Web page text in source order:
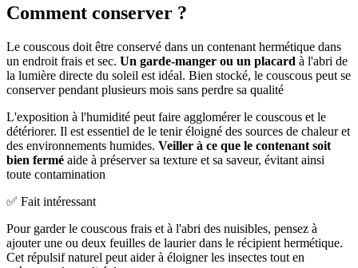
Comment conserver ?
Le couscous doit être conservé dans un contenant hermétique dans
un endroit frais et sec. Un garde-manger ou un placard à l'abri de
la lumière directe du soleil est idéal. Bien stocké, le couscous peut se
conserver pendant plusieurs mois sans perdre sa qualité
L'exposition à l'humidité peut faire agglomérer le couscous et le
détériorer. Il est essentiel de le tenir éloigné des sources de chaleur et
des environnements humides. Veiller à ce que le contenant soit
bien fermé aide à préserver sa texture et sa saveur, évitant ainsi
toute contamination
✅ Fait intéressant
Pour garder le couscous frais et à l'abri des nuisibles, pensez à
ajouter une ou deux feuilles de laurier dans le récipient hermétique.
Cet répulsif naturel peut aider à éloigner les insectes tout en